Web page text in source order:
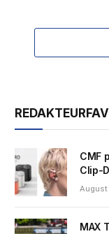
CMF
Clip-
MAX